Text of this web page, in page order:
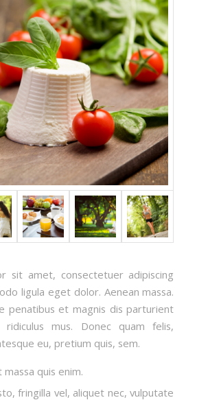
sit amet, consectetuer adipiscing
ligula eget dolor. Aenean massa.
penatibus et magnis dis parturient
ridiculus mus. Donec quam felis,
eu, pretium quis, sem.
massa quis enim.
fringilla vel, aliquet nec, vulputate